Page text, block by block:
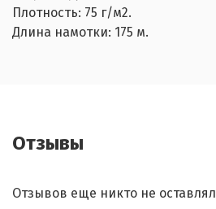
Плотность: 75 г/м2.
Длина намотки: 175 м.
Отзывы
Отзывов еще никто не оставлял